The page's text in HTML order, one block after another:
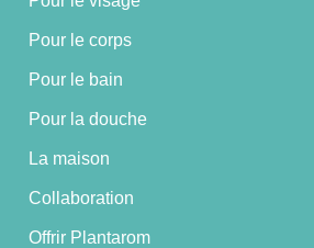
Pour le corps
Pour le bain
Pour la douche
La maison
Collaboration
Offrir Plantarom